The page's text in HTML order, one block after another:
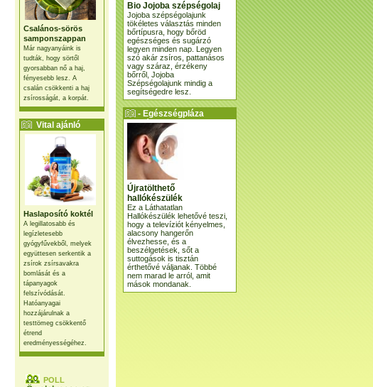
Csalános-sörös
samponszappan
Már nagyanyáink is
tudták, hogy sörtől
gyorsabban nő a haj,
fényesebb lesz. A
csalán csökkenti a haj
zsírosságát, a korpát.
Vital ajánló
Haslaposító koktél
A legillatosabb és
legízletesebb
gyógyfűvekből, melyek
együttesen serkentik a
zsírok zsírsavakra
bomlását és a
tápanyagok
felszívódását.
Hatóanyagai
hozzájárulnak a
testtömeg csökkentő
étrend
eredményességéhez.
POLL
Bio Jojoba szépségolaj
Jojoba szépségolajunk
tökéletes választás minden
bőrtípusra, hogy bőröd
egészséges és sugárzó
legyen minden nap. Legyen
szó akár zsíros, pattanásos
vagy száraz, érzékeny
bőrről, Jojoba
Szépségolajunk mindig a
segítségedre lesz.
- Egészségpláza
ajánlatunk -
Újratölthető
hallókészülék
Ez a Láthatatlan
Hallókészülék lehetővé teszi,
hogy a televíziót kényelmes,
alacsony hangerőn
élvezhesse, és a
beszélgetések, sőt a
suttogások is tisztán
érthetővé váljanak. Többé
nem marad le arról, amit
mások mondanak.